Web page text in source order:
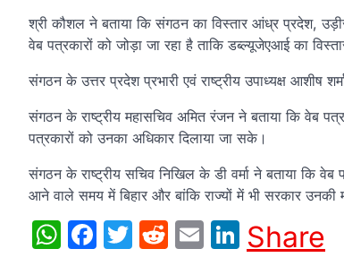
श्री कौशल ने बताया कि संगठन का विस्तार आंध्र प्रदेश,
वेब पत्रकारों को जोड़ा जा रहा है ताकि डब्ल्यूजेएआई का
संगठन के उत्तर प्रदेश प्रभारी एवं राष्ट्रीय उपाध्यक्ष
संगठन के राष्ट्रीय महासचिव अमित रंजन ने बताया कि वेब
पत्रकारों को उनका अधिकार दिलाया जा सके।
संगठन के राष्ट्रीय सचिव निखिल के डी वर्मा ने बताया कि
आने वाले समय में बिहार और बांकि राज्यों में भी सरकार उनकी
WhatsApp
Facebook
Twitter
Reddit
EmailLinkedIn
Share